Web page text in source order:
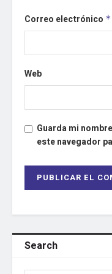
Correo electrónico *
Web
Guarda mi
este navegador
Search